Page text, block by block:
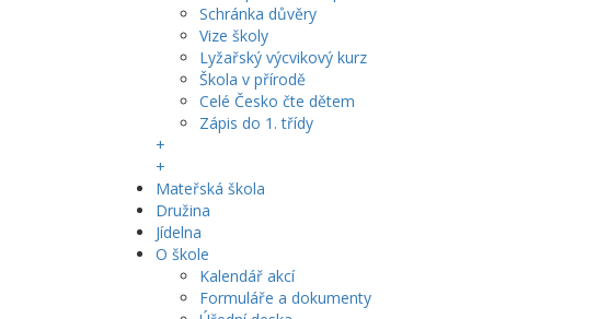
Schránka důvěry
Vize školy
Lyžařský výcvikový kurz
Škola v přírodě
Celé Česko čte dětem
Zápis do 1. třídy
+
+
Mateřská škola
Družina
Jídelna
O škole
Kalendář akcí
Formuláře a dokumenty